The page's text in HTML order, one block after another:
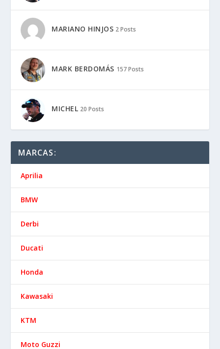
MARIANO HINJOS 2 Posts
MARK BERDOMÁS 157 Posts
MICHEL 20 Posts
MARCAS:
Aprilia
BMW
Derbi
Ducati
Honda
Kawasaki
KTM
Moto Guzzi